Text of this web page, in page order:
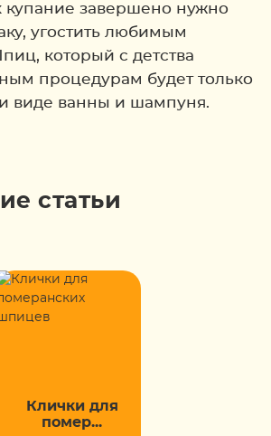
купание завершено нужно
угостить любимым
который с детства
процедурам будет только
виде ванны и шампуня.
статьи
Клички для
помер...